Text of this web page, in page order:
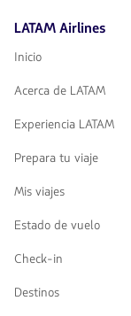
LATAM Airlines
Inicio
Acerca de LATAM
Experiencia LATAM
Prepara tu viaje
Mis viajes
Estado de vuelo
Check-in
Destinos